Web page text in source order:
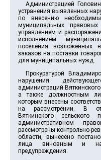
Администрацией
устранения выявленных
по внесению
муниципальных
управлением и
исполнением
поселения возложенных
заказов на поставки
для муниципальных нужд.
Прокуратурой
нарушения
администраций
а также должностным
которым внесены
на рассмотрении. В
Вяткинского
административном
рассмотрены контрольно-
области, вынесено
лица виновным и
предупреждения.